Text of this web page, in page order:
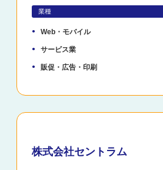
業種
Web・モバイル
サービス業
販促・広告・印刷
株式会社セントラム